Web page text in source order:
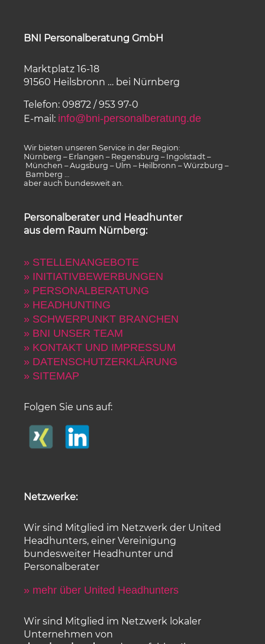
BNI Personalberatung GmbH
Marktplatz 16-18
91560 Heilsbronn … bei Nürnberg
Telefon: 09872 / 953 97-0
E-mail: info@bni-personalberatung.de
Wir bieten unseren Service in der Region:
Nürnberg – Erlangen – Regensburg – Ingolstadt –
München – Augsburg – Ulm – Heilbronn – Würzburg –
Bamberg …
aber auch bundesweit an.
Personalberater und Headhunter
aus dem Raum Nürnberg:
» STELLENANGEBOTE
» INITIATIVBEWERBUNGEN
» PERSONALBERATUNG
» HEADHUNTING
» SCHWERPUNKT BRANCHEN
» BNI UNSER TEAM
» KONTAKT UND IMPRESSUM
» DATENSCHUTZERKLÄRUNG
» SITEMAP
Folgen Sie uns auf:
Netzwerke:
Wir sind Mitglied im Netzwerk der United
Headhunters, einer Vereinigung
bundesweiter Headhunter und
Personalberater
» mehr über United Headhunters
Wir sind Mitglied im Netzwerk lokaler
Unternehmen von